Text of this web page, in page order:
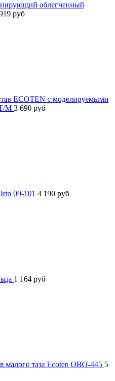
облегченный
руб
ECOTEN с моделируемыми
M 3 690 руб
09-101 4 190 руб
1 164 руб
малого таза Ecoten ОВО-445 5